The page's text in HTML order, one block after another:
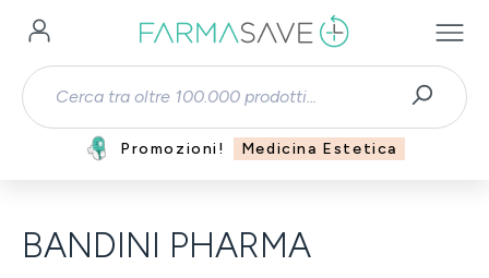
Passa al contenuto principale
Promozioni! Medicina Estetica
BANDINI PHARMA